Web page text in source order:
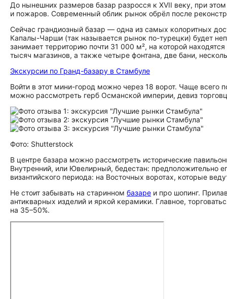
До нынешних размеров базар разросся к XVII веку, при
и пожаров. Современный облик рынок обрёл после
Сейчас грандиозный базар — одна из самых колоритных
Капалы-Чарши (так называется рынок по-турецки) будет
занимает территорию почти 31 000 м², на которой
тысяч магазинов, а также четыре фонтана, две бани,
Экскурсии по Гранд-базару в Стамбуле
Войти в этот мини-город можно через 18 ворот. Чаще всего
можно рассмотреть герб Османской империи, девиз
Фото: Shutterstock
В центре базара можно рассмотреть исторические
Внутренний, или Ювелирный, бедестан: предположительно
византийского периода: на Восточных воротах, которые
Не стоит забывать на старинном базаре и про шопинг.
антикварных изделий и яркой керамики. Главное,
на 35–50%.